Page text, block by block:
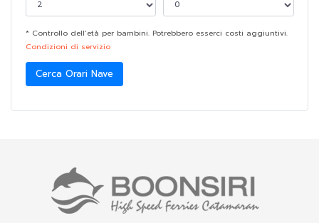
* Controllo dell’età per bambini. Potrebbero esserci costi aggiuntivi.
Condizioni di servizio
Cerca Orari Nave